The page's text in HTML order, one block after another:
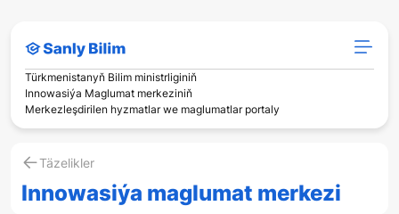
Türkmenistanyň Bilim ministrliginiň
Innowasiýa Maglumat merkeziniň
Merkezleşdirilen hyzmatlar we maglumatlar portaly
Täzelikler
Innowasiýa maglumat merkezi